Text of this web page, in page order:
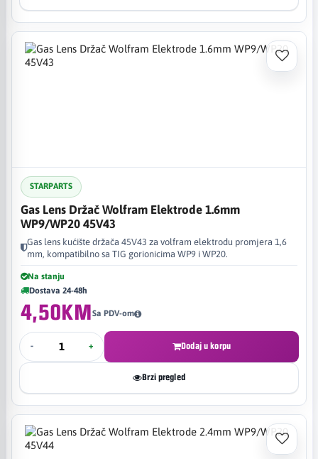
STARPARTS
Gas Lens Držač Wolfram Elektrode 1.6mm
WP9/WP20 45V43
Gas lens kućište držača 45V43 za volfram elektrodu promjera 1,6
mm, kompatibilno sa TIG gorionicima WP9 i WP20.
Na stanju
Dostava 24-48h
4,50KMSa PDV-om
- + Dodaj u korpu
Brzi pregled